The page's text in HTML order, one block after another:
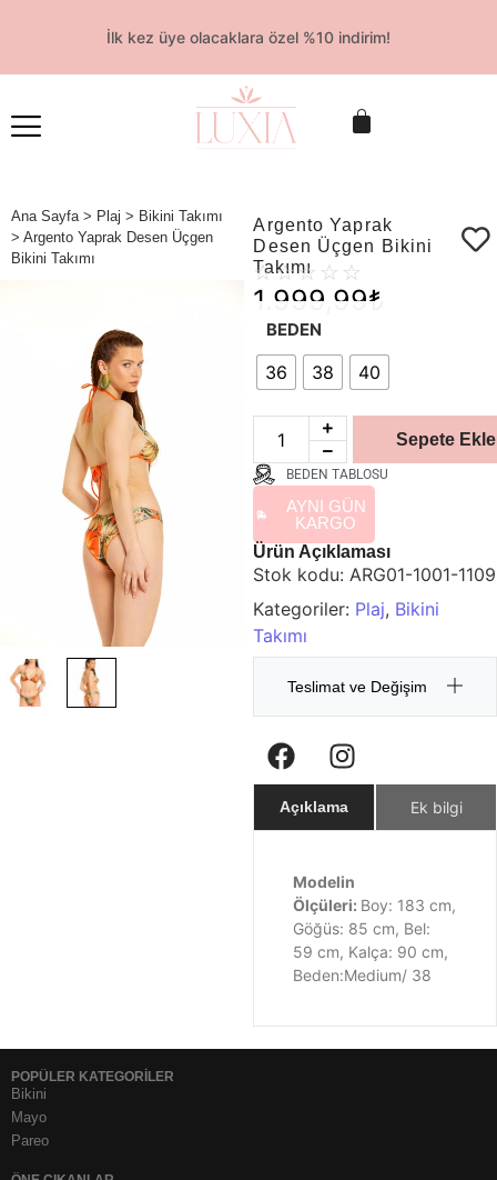
İlk kez üye olacaklara özel %10 indirim!
Ana Sayfa > Plaj > Bikini Takımı
> Argento Yaprak Desen Üçgen
Bikini Takımı
Argento Yaprak
Desen Üçgen Bikini
Takımı
☆☆☆ ☆ ☆
1.999,99₺
BEDEN
36 38 40
Sepete Ekle
BEDEN TABLOSU
AYNI GÜN
KARGO
Ürün Açıklaması
Stok kodu:ARG01-1001-1109
Kategoriler: Plaj, Bikini
Takımı
Teslimat ve Değişim
Açıklama Ek bilgi
Modelin
Ölçüleri: Boy: 183 cm,
Göğüs: 85 cm, Bel:
59 cm, Kalça: 90 cm,
Beden:Medium/ 38
POPÜLER KATEGORİLER
Bikini
Mayo
Pareo